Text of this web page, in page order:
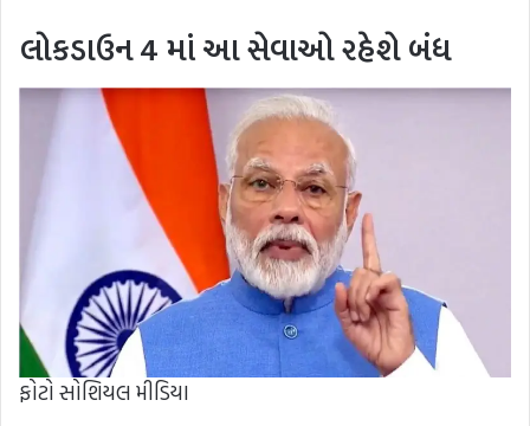
લોકડાઉન 4 માંઆ સેવાઓ રહેશે બંધ
ફોટો સોશિયલ મીડિયા